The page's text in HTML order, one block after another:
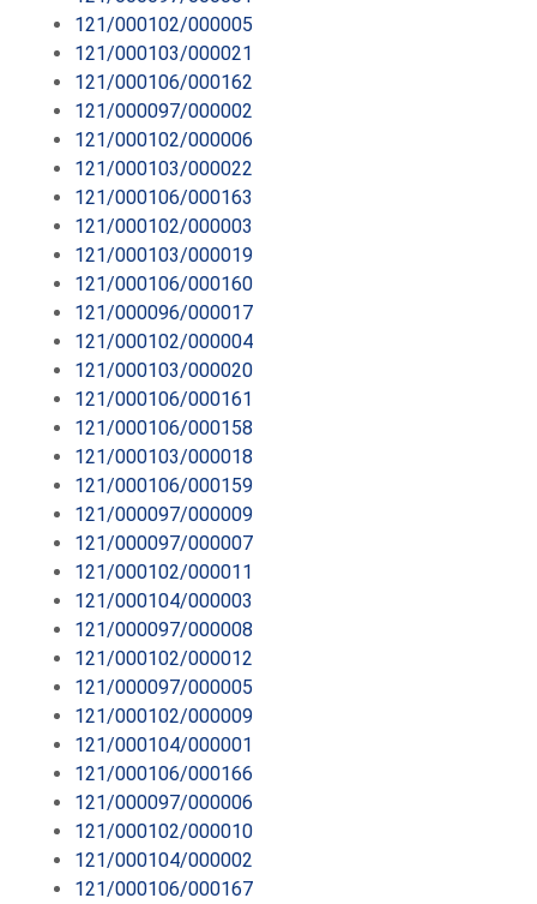
121/000102/000005
121/000103/000021
121/000106/000162
121/000097/000002
121/000102/000006
121/000103/000022
121/000106/000163
121/000102/000003
121/000103/000019
121/000106/000160
121/000096/000017
121/000102/000004
121/000103/000020
121/000106/000161
121/000106/000158
121/000103/000018
121/000106/000159
121/000097/000009
121/000097/000007
121/000102/000011
121/000104/000003
121/000097/000008
121/000102/000012
121/000097/000005
121/000102/000009
121/000104/000001
121/000106/000166
121/000097/000006
121/000102/000010
121/000104/000002
121/000106/000167